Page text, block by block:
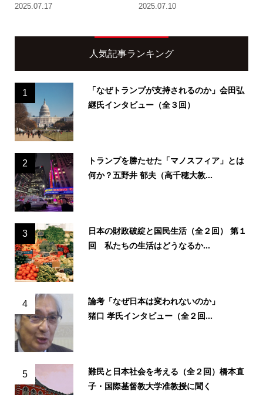
2025.07.17 2025.07.10
人気記事ランキング
1
「なぜトランプが支持されるのか」会田弘
継氏インタビュー（全３回）
2
トランプを勝たせた「マノスフィア」とは
何か？五野井 郁夫（高千穂大教...
3
日本の財政破綻と国民生活（全２回） 第１
回 私たちの生活はどうなるか...
4
論考「なぜ日本は変われないのか」
猪口 孝氏インタビュー（全２回...
5
難民と日本社会を考える（全２回）橋本直
子・国際基督教大学准教授に聞く